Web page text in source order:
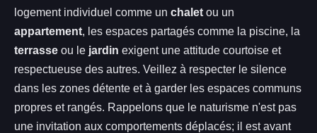
logement individuel comme un chalet ou un
appartement, les espaces partagés comme la piscine, la
terrasse ou le jardin exigent une attitude courtoise et
respectueuse des autres. Veillez à respecter le silence
dans les zones détente et à garder les espaces communs
propres et rangés. Rappelons que le naturisme n'est pas
une invitation aux comportements déplacés; il est avant